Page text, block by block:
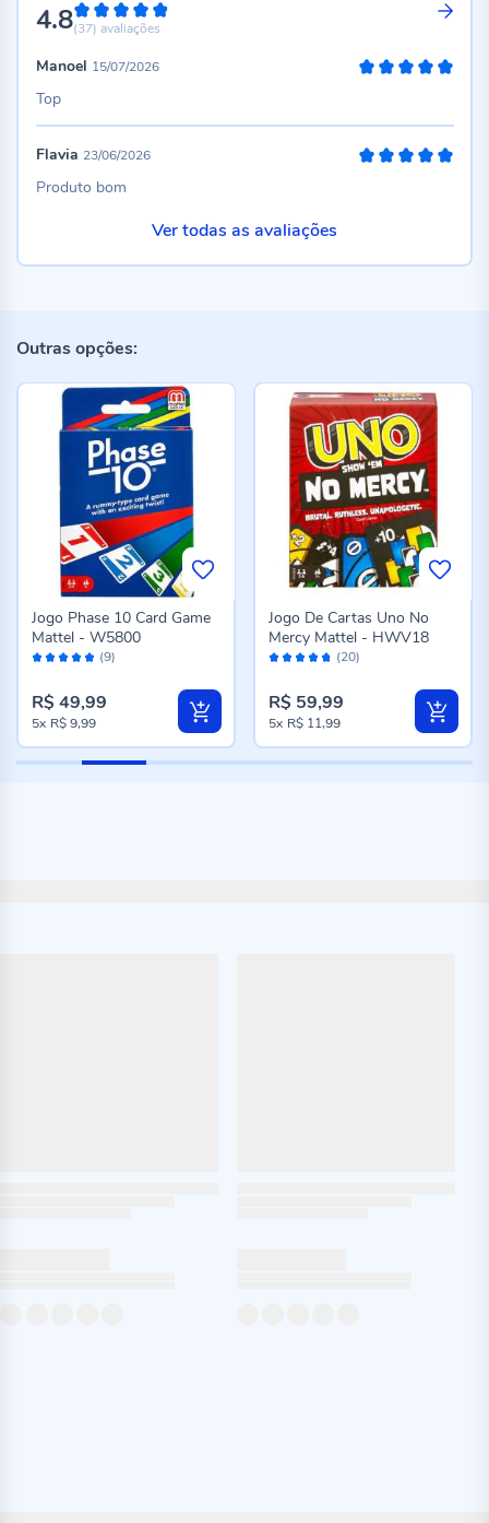
4.896%
(37) avaliações
Manoel 15/07/2026
Top
Flavia 23/06/2026
Produto bom
Ver todas as avaliações
Outras opções:
Avaliação: (9)
Jogo Phase 10 Card Game
Mattel - W5800
R$ 49,99
5x R$ 9,99
Avaliação: (20)
Jogo De Cartas Uno No
Mercy Mattel - HWV18
R$ 59,99
5x R$ 11,99